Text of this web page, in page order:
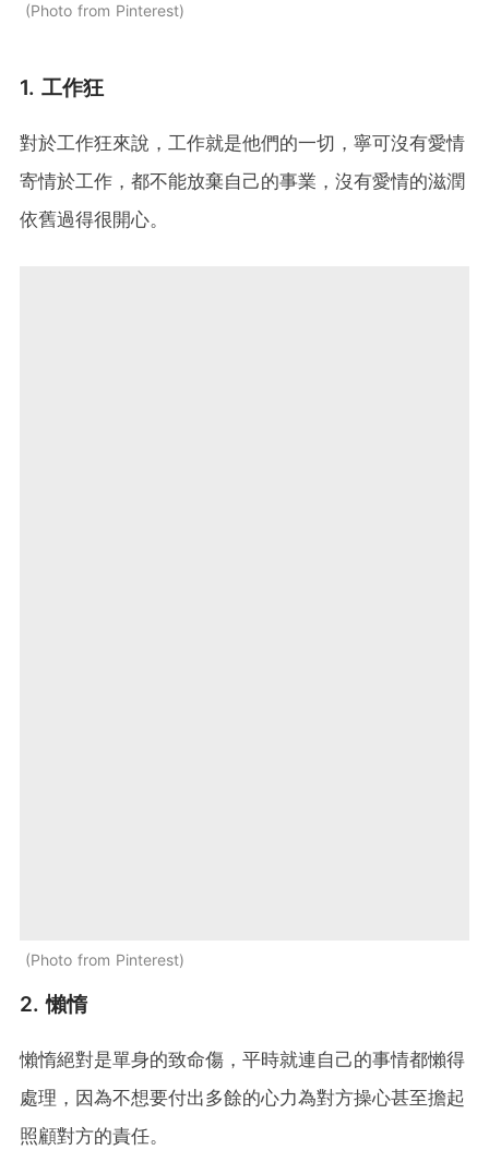
Photo from Pinterest
1. 工作狂
對於工作狂來說，工作就是他們的一切，寧可沒有愛情
寄情於工作，都不能放棄自己的事業，沒有愛情的滋潤
依舊過得很開心。
Photo from Pinterest
2. 懶惰
懶惰絕對是單身的致命傷，平時就連自己的事情都懶得
處理，因為不想要付出多餘的心力為對方操心甚至擔起
照顧對方的責任。